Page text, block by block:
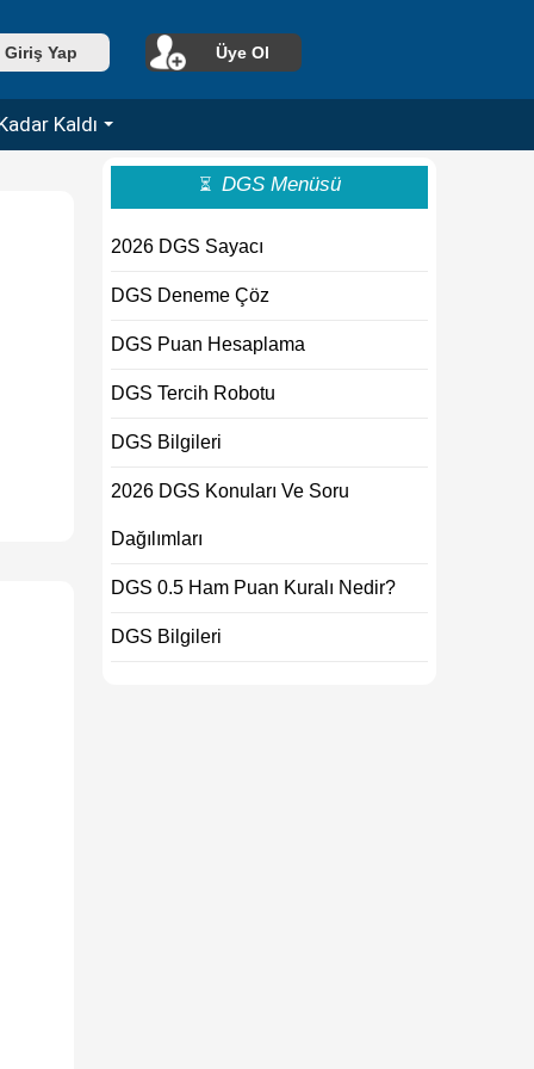
Giriş Yap Üye Ol
Kaldı
⏳ DGS Menüsü
2026 DGS Sayacı
DGS Deneme Çöz
DGS Puan Hesaplama
DGS Tercih Robotu
DGS Bilgileri
2026 DGS Konuları Ve Soru
Dağılımları
DGS 0.5 Ham Puan Kuralı Nedir?
DGS Bilgileri